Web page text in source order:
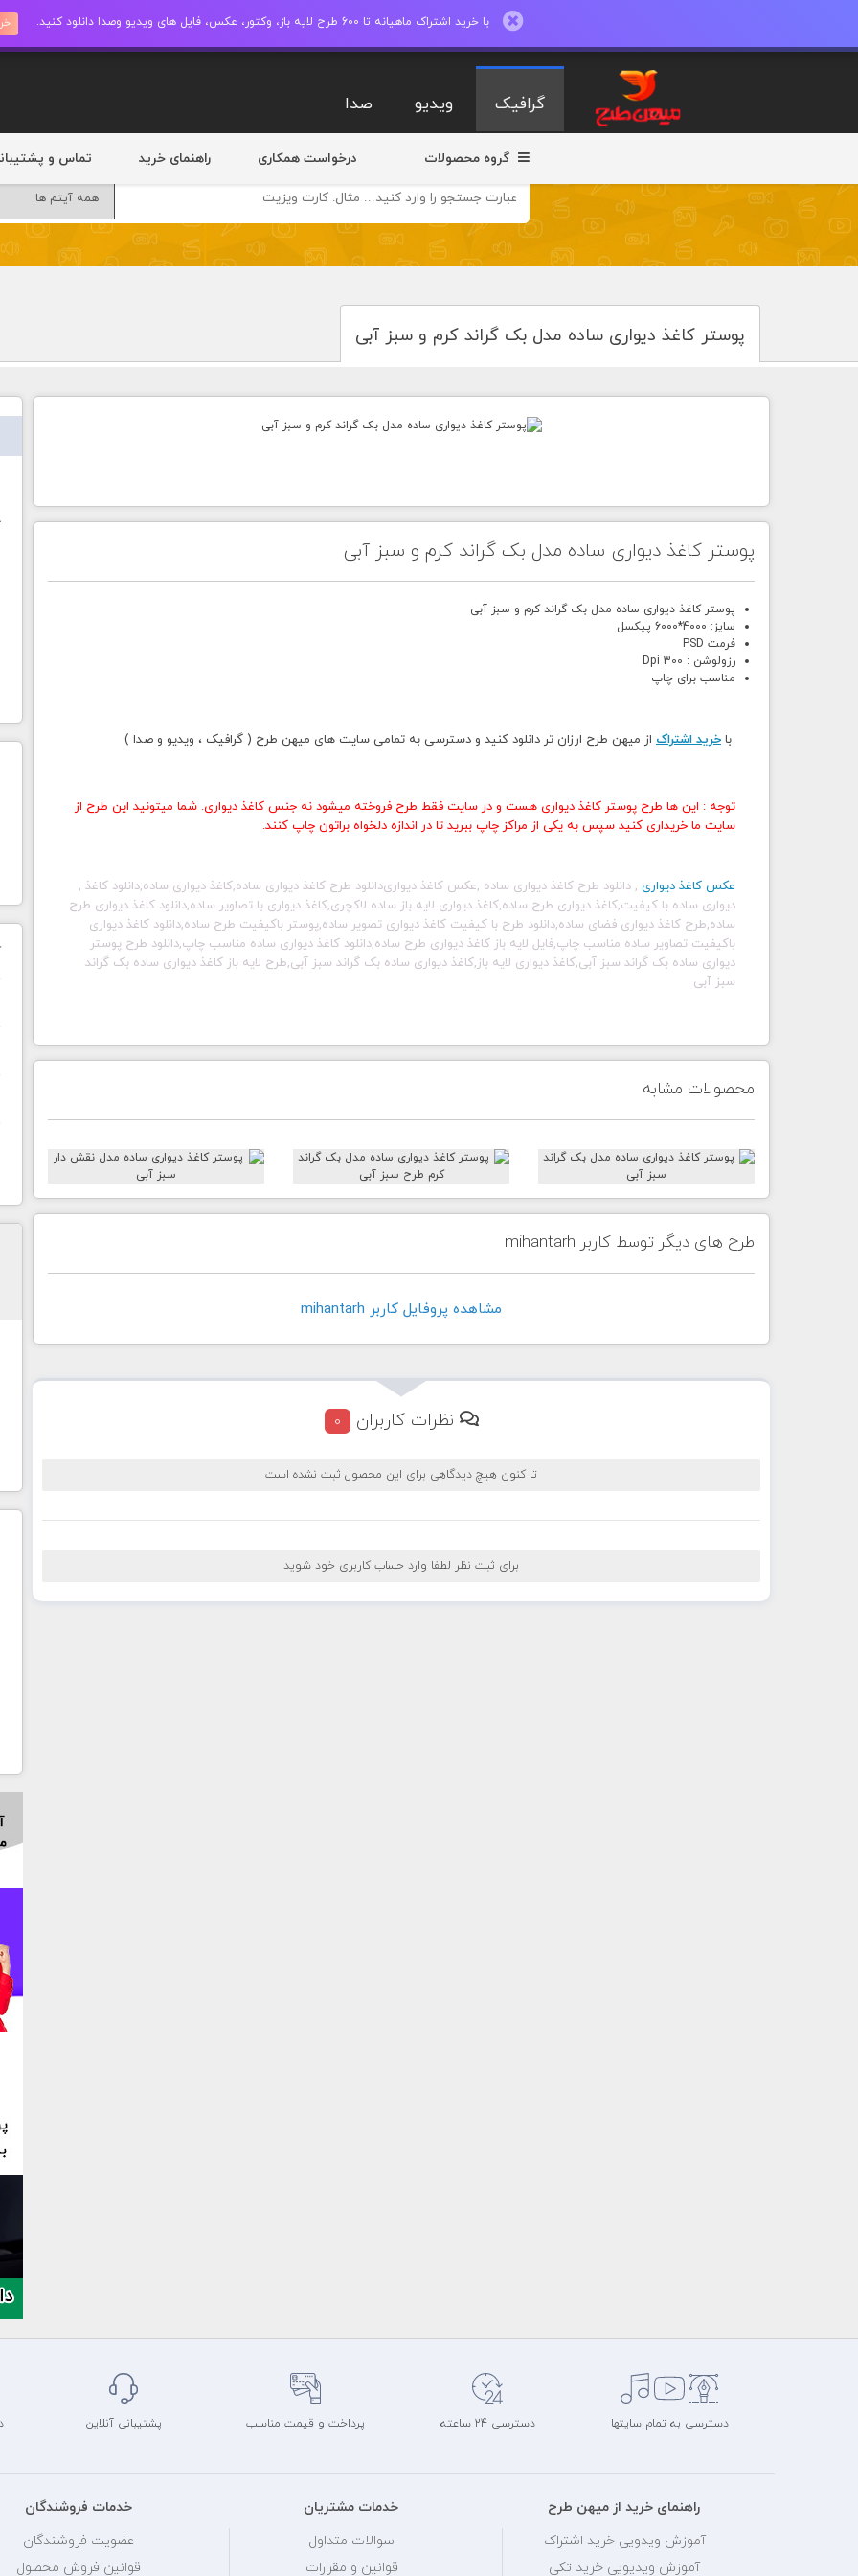
با خرید اشتراک ماهیانه تا 600 طرح لایه باز، وکتور، عکس، فایل های ویدیو وصدا دانلود کنید.
گرافیک ویدیو صدا
گروه محصولات درخواست همکاری راهنمای خرید تماس و
پوستر کاغذ دیواری ساده مدل بک گراند کرم و سبز آبی
پوستر کاغذ دیواری ساده مدل بک گراند کرم و سبز آبی
پوستر کاغذ دیواری ساده مدل بک گراند کرم و سبز آبی
سایز: 4000*6000 پیکسل
فرمت PSD
رزولوشن : 300 Dpi
مناسب برای چاپ
با خرید اشتراک از میهن طرح ارزان تر دانلود کنید و دسترسی به تمامی سایت های میهن طرح ( گرافیک ، ویدیو و صدا )
توجه : این ها طرح پوستر کاغذ دیواری هست و در سایت فقط طرح فروخته میشود نه جنس کاغذ دیواری. شما میتونید این طرح از
سایت ما خریداری کنید سپس به یکی از مراکز چاپ ببرید تا در اندازه دلخواه براتون چاپ کنند.
عکس کاغذ دیواری , دانلود طرح کاغذ دیواری ساده ,عکس کاغذ دیواری , دانلود طرح کاغذ دیواری ساده,کاغذ دیواری ساده,دانلود کاغذ
دیواری ساده با کیفیت,کاغذ دیواری طرح ساده,کاغذ دیواری لایه باز ساده لاکچری,کاغذ دیواری با تصاویر ساده,دانلود کاغذ دیواری طرح
ساده,طرح کاغذ دیواری فضای ساده,دانلود طرح با کیفیت کاغذ دیواری تصویر ساده,پوستر باکیفیت طرح ساده,دانلود کاغذ دیواری
باکیفیت تصاویر ساده مناسب چاپ,فایل لایه باز کاغذ دیواری طرح ساده,دانلود کاغذ دیواری ساده مناسب چاپ,دانلود طرح پوستر
دیواری ساده بک گراند سبز آبی,کاغذ دیواری لایه باز,کاغذ دیواری ساده بک گراند سبز آبی,طرح لایه باز کاغذ دیواری ساده بک گراند
سبز آبی
محصولات مشابه
طرح های دیگر توسط کاربر mihantarh
مشاهده پروفايل کاربر mihantarh
نظرات کاربران 0
تا کنون هیچ دیدگاهی برای این محصول ثبت نشده است
برای ثبت نظر لطفا وارد حساب کاربری خود شوید
دسترسی به تمام سایتها دسترسی 24 ساعته پرداخت و قیمت مناسب پشتیبانی آنلاین
راهنمای خرید از میهن طرح
آموزش ویدویی خرید اشتراک
آموزش ویدیویی خرید تکی
خدمات مشتریان
سوالات متداول
قوانین و مقررات
خدمات فروشندگان
عضویت فروشندگان
قوانین فروش محصول